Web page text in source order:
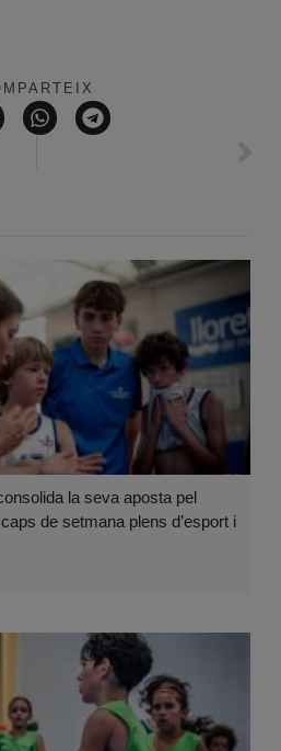
la seva aposta pel
de setmana plens d’esport i